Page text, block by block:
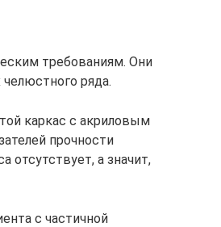
требованиям. Они
ряда.
каркас с акриловым
прочности
отсутствует, а значит,
с частичной